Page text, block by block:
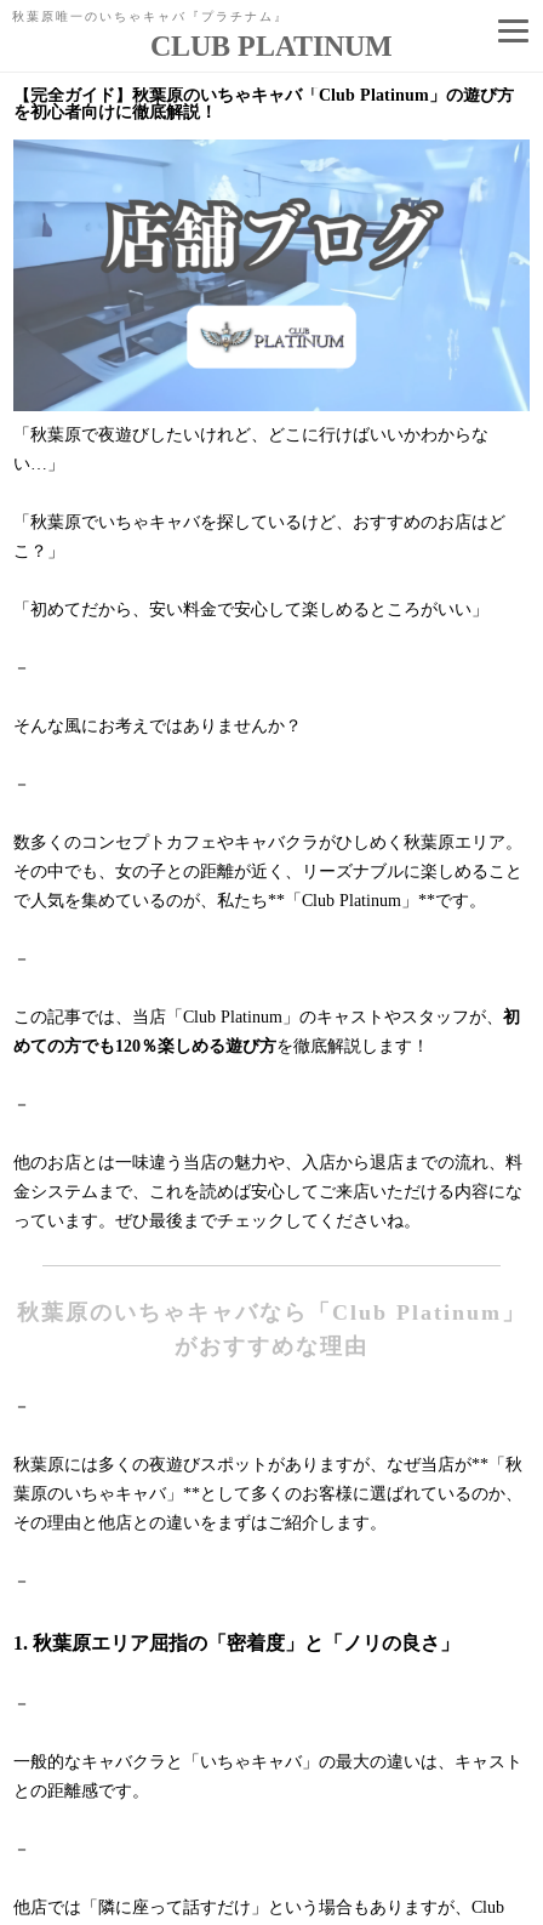
秋葉原唯一のいちゃキャバ『プラチナム』
CLUB PLATINUM
ン
テ
ツ
ス
ッ
プ
【完全ガイド】秋葉原のいちゃキャバ「Club Platinum」の遊び方
を初心者向けに徹底解説！
「秋葉原で夜遊びしたいけれど、どこに行けばいいかわからな
い…」
「秋葉原でいちゃキャバを探しているけど、おすすめのお店はど
こ？」
「初めてだから、安い料金で安心して楽しめるところがいい」
－
そんな風にお考えではありませんか？
－
数多くのコンセプトカフェやキャバクラがひしめく秋葉原エリア。
その中でも、女の子との距離が近く、リーズナブルに楽しめること
で人気を集めているのが、私たち**「Club Platinum」**です。
－
この記事では、当店「Club Platinum」のキャストやスタッフが、初
めての方でも120％楽しめる遊び方を徹底解説します！
－
他のお店とは一味違う当店の魅力や、入店から退店までの流れ、料
金システムまで、これを読めば安心してご来店いただける内容にな
っています。ぜひ最後までチェックしてくださいね。
秋葉原のいちゃキャバなら「Club Platinum」
がおすすめな理由
－
秋葉原には多くの夜遊びスポットがありますが、なぜ当店が**「秋
葉原のいちゃキャバ」**として多くのお客様に選ばれているのか、
その理由と他店との違いをまずはご紹介します。
－
1. 秋葉原エリア屈指の「密着度」と「ノリの良さ」
－
一般的なキャバクラと「いちゃキャバ」の最大の違いは、キャスト
との距離感です。
－
他店では「隣に座って話すだけ」という場合もありますが、Club